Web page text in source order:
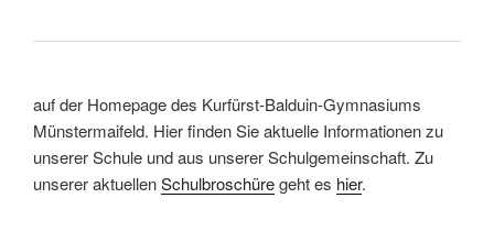
auf der Homepage des Kurfürst-Balduin-Gymnasiums
Münstermaifeld. Hier finden Sie aktuelle Informationen zu
unserer Schule und aus unserer Schulgemeinschaft. Zu
unserer aktuellenSchulbroschüregeht es hier.